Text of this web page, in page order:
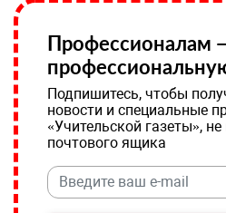
Профессионалам
Подпишитесь, чтобы
новости и специальные
«Учительской газеты»,
почтового ящика